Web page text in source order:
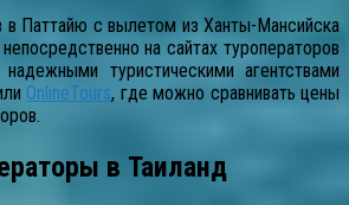
в Паттайю с вылетом из Ханты-Мансийска
на сайтах туроператоров
надежными туристическими агентствами
OnlineTours, где можно сравнивать цены
в Таиланд